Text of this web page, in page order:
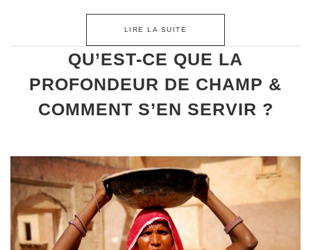
LIRE LA SUITE
QU’EST-CE QUE LA
PROFONDEUR DE CHAMP &
COMMENT S’EN SERVIR ?